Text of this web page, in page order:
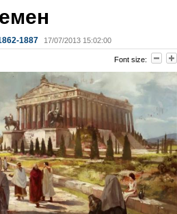
1887 17/07/2013 15:02:00
Font size: